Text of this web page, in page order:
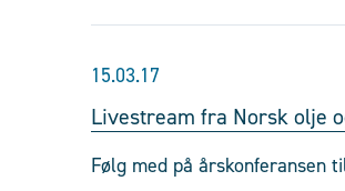
15.03.17
Livestream fra Norsk olje
Følg med på årskonferansen